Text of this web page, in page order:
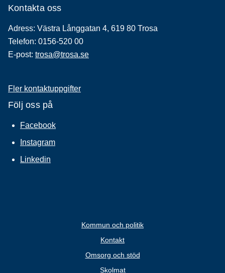
Kontakta oss
Adress: Västra Långgatan 4, 619 80 Trosa
Telefon: 0156-520 00
E-post: trosa@trosa.se
Fler kontaktuppgifter
Följ oss på
Facebook
Instagram
Linkedin
Kommun och politik
Kontakt
Omsorg och stöd
Skolmat